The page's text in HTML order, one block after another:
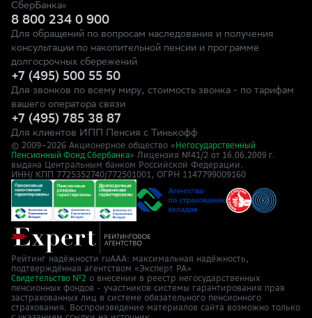
СберБанка»
8 800 234 0 900
Для обращений по вопросам наследования и получения
консультации по накопительной пенсии и программе
долгосрочных сбережений
+7 (495) 500 55 50
Для звонков по всему миру, стоимость звонка - по тарифам
вашего оператора связи
+7 (495) 785 38 87
Для клиентов ИПП Пенсия с Тинькофф
© 2009–2026 Акционерное общество « Негосударственный
Пенсионный Фонд Сбербанка» Лицензия №41/2 от 16.06.2009 г.
выдана Центральным банком Российской Федерации.
ИНН/ КПП 7725352740/772501001, ОГРН 1147799009160
Рейтинг надёжности ruAAA: максимальная надёжность,
подтверждённая агентством «Эксперт РА»
Свидетельство №2 о внесении в реестр негосударственных
пенсионных фондов - участников системы гарантирования прав
застрахованных лиц в системе обязательного пенсионного
страхования. Воспроизведение материалов сайта возможно только